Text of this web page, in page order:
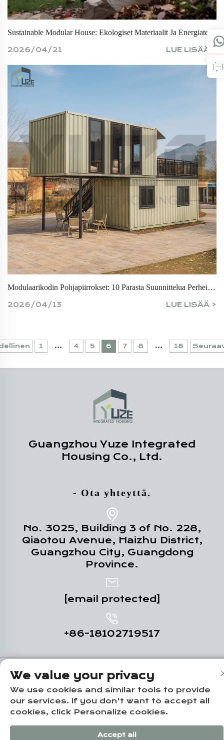
2026/04/21 LUE LISÄÄ >
Modulaarikodin Pohjapiirrokset: 10 Parasta Suunnittelua Perheille Ja Yksineläjille
2026/04/13 LUE LISÄÄ >
1 ... 4 5 6 7 8 ... 18
Guangzhou Yuze Integrated
Housing Co., Ltd.
- Ota yhteyttä.
No. 3025, Building 3 of No. 228,
Qiaotou Avenue, Haizhu District,
Guangzhou City, Guangdong
Province.
[email protected]
+86-18102719517
Tekijänoikeus © Guangzhou Yuze Integrated
Housing Co., Ltd. -Tietosuojakäytäntö
We value your privacy
We use cookies and similar tools to provide
our services. If you don't want to accept all
cookies, click Personalize cookies.
Accept all